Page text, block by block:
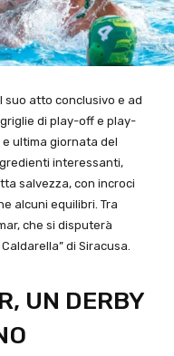
suo atto conclusivo e ad
di play-off e play-
ultima giornata del
interessanti,
salvezza, con incroci
alcuni equilibri. Tra
che si disputerà
di Siracusa.
UN DERBY